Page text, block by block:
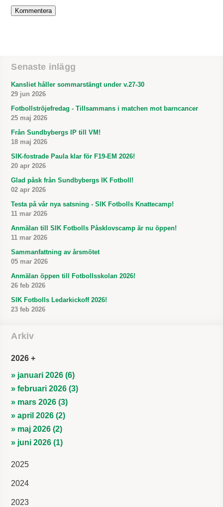
Senaste inlägg
Kansliet håller sommarstängt under v.27-30
29 jun 2026
Fotbollströjefredag - Tillsammans i matchen mot barncancer
25 maj 2026
Från Sundbybergs IP till VM!
18 maj 2026
SIK-fostrade Paula klar för F19-EM 2026!
20 apr 2026
Glad påsk från Sundbybergs IK Fotboll!
02 apr 2026
Testa på vår nya satsning - SIK Fotbolls Knattecamp!
11 mar 2026
Anmälan till SIK Fotbolls Påsklovscamp är nu öppen!
11 mar 2026
Sammanfattning av årsmötet
05 mar 2026
Anmälan öppen till Fotbollsskolan 2026!
26 feb 2026
SIK Fotbolls Ledarkickoff 2026!
23 feb 2026
Arkiv
2026
» januari 2026 (6)
» februari 2026 (3)
» mars 2026 (3)
» april 2026 (2)
» maj 2026 (2)
» juni 2026 (1)
2025
2024
2023